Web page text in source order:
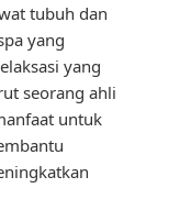
tubuh dan
yang
yang
seorang ahli
untuk